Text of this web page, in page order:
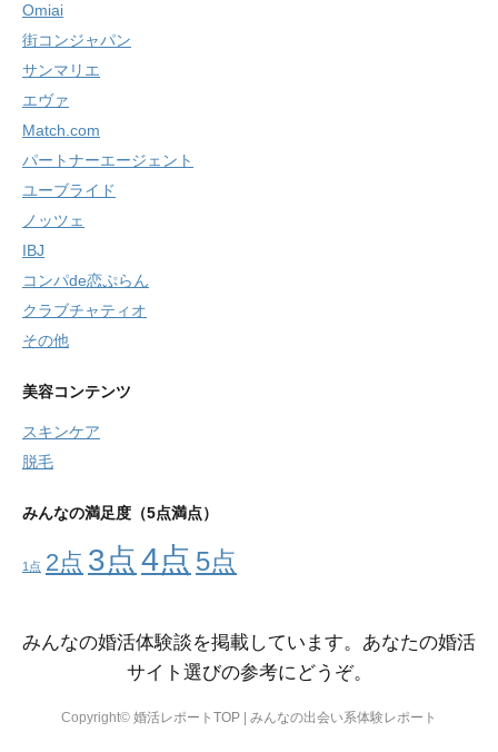
Omiai
街コンジャパン
サンマリエ
エヴァ
Match.com
パートナーエージェント
ユーブライド
ノッツェ
IBJ
コンパde恋ぷらん
クラブチャティオ
その他
美容コンテンツ
スキンケア
脱毛
みんなの満足度（5点満点）
1点 2点 3点4点 5点
みんなの婚活体験談を掲載しています。あなたの婚活
サイト選びの参考にどうぞ。
Copyright© 婚活レポートTOP みんなの出会い系体験レポート